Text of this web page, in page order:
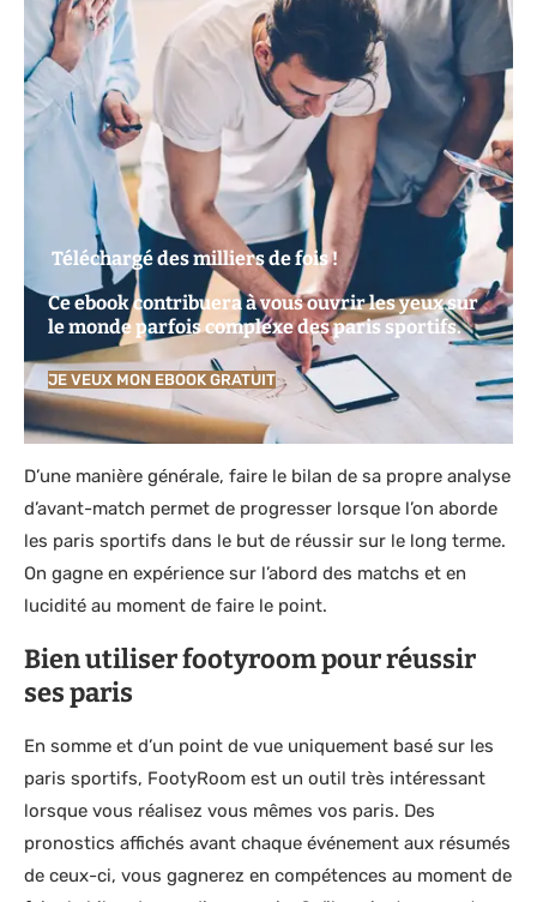
Téléchargé des milliers de fois !
Ce ebook contribuera à vous ouvrir les yeux sur
le monde parfois complexe des paris sportifs.
JE VEUX MON EBOOK GRATUIT
D’une manière générale, faire le bilan de sa propre analyse
d’avant-match permet de progresser lorsque l’on aborde
les paris sportifs dans le but de réussir sur le long terme.
On gagne en expérience sur l’abord des matchs et en
lucidité au moment de faire le point.
Bien utiliser footyroom pour réussir
ses paris
En somme et d’un point de vue uniquement basé sur les
paris sportifs, FootyRoom est un outil très intéressant
lorsque vous réalisez vous mêmes vos paris. Des
pronostics affichés avant chaque événement aux résumés
de ceux-ci, vous gagnerez en compétences au moment de